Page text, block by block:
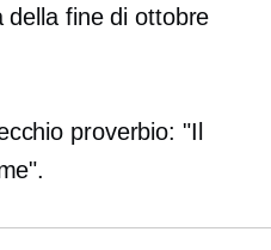
della fine di ottobre
proverbio: "Il